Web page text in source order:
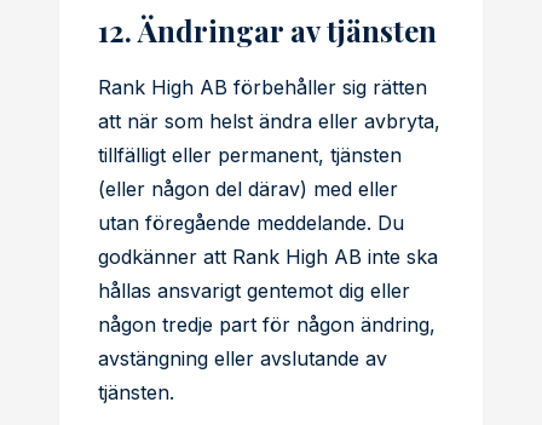
12. Ändringar av tjänsten
Rank High AB förbehåller sig rätten
att när som helst ändra eller avbryta,
tillfälligt eller permanent, tjänsten
(eller någon del därav) med eller
utan föregående meddelande. Du
godkänner att Rank High AB inte ska
hållas ansvarigt gentemot dig eller
någon tredje part för någon ändring,
avstängning eller avslutande av
tjänsten.